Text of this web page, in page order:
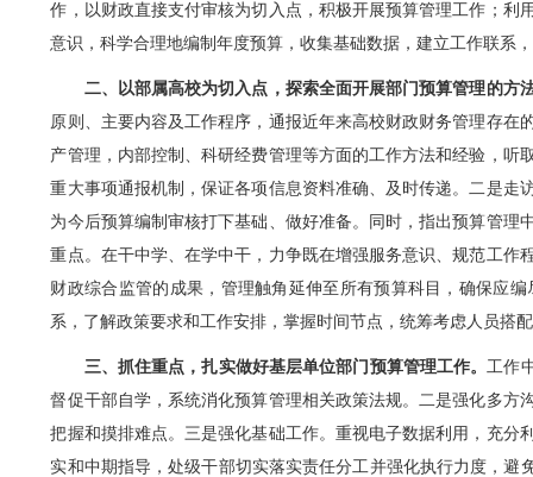
作，以财政直接支付审核为切入点，积极开展预算管理工作；
意识，科学合理地编制年度预算，收集基础数据，建立工作联系
二、以部属高校为切入点，探索全面开展部门预算管理的方
原则、主要内容及工作程序，通报近年来高校财政财务管理存
产管理，内部控制、科研经费管理等方面的工作方法和经验，
重大事项通报机制，保证各项信息资料准确、及时传递。二是
为今后预算编制审核打下基础、做好准备。同时，指出预算管
重点。在干中学、在学中干，力争既在增强服务意识、规范工
财政综合监管的成果，管理触角延伸至所有预算科目，确保应
系，了解政策要求和工作安排，掌握时间节点，统筹考虑人员搭
三、抓住重点，扎实做好基层单位部门预算管理工作。工作
督促干部自学，系统消化预算管理相关政策法规。二是强化多
把握和摸排难点。三是强化基础工作。重视电子数据利用，充
实和中期指导，处级干部切实落实责任分工并强化执行力度，